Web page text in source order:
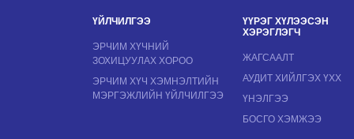
ҮЙЛЧИЛГЭЭ
ЭРЧИМ ХҮЧНИЙ
ЗОХИЦУУЛАХ ХОРОО
ЭРЧИМ ХҮЧ ХЭМНЭЛТИЙН
МЭРГЭЖЛИЙН ҮЙЛЧИЛГЭЭ
ҮҮРЭГ ХҮЛЭЭСЭН
ХЭРЭГЛЭГЧ
ЖАГСААЛТ
АУДИТ ХИЙЛГЭХ ҮХХ
ҮНЭЛГЭЭ
БОСГО ХЭМЖЭЭ